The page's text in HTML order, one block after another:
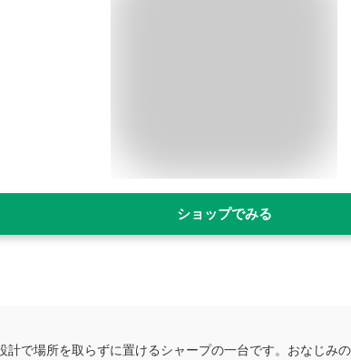
ショップでみる
計で場所を取らずに置けるシャープの一台です。おなじみ